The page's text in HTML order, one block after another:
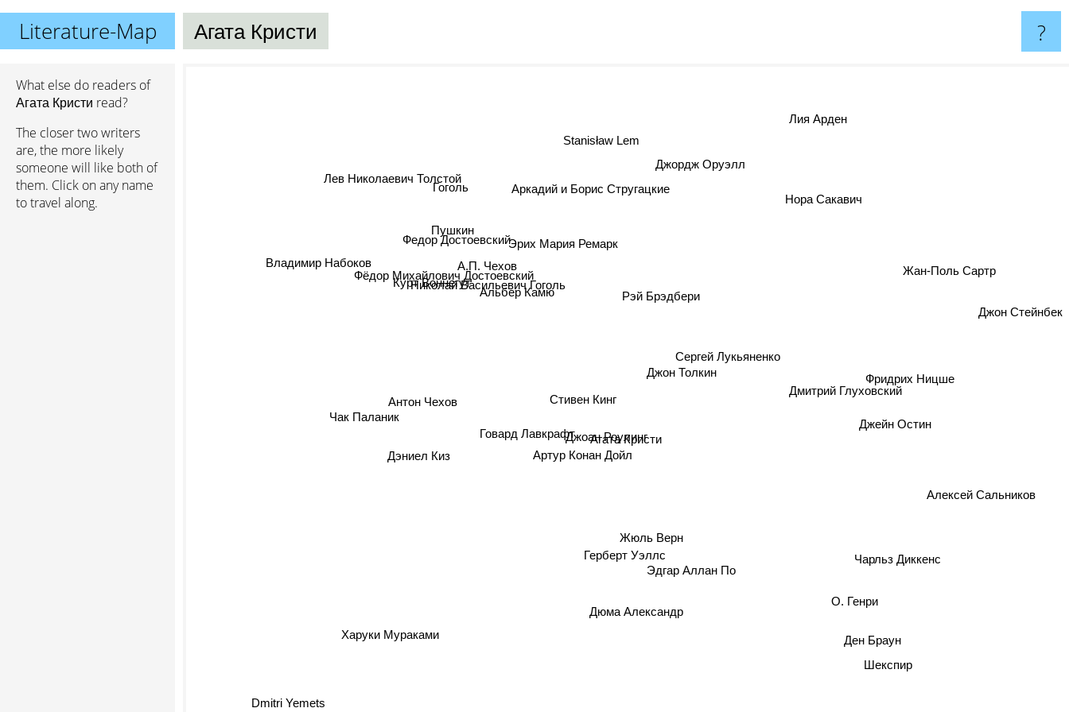
Literature-Map Агата Кристи ?
What else do readers of
Агата Кристи read?
The closer two writers
are, the more likely
someone will like both of
them. Click on any name
to travel along.
Агата Кристи
Артур Конан Дойл
Джоан Роулинг
Стивен Кинг
Жюль Верн
Герберт Уэллс
Дюма Александр
Эдгар Аллан По
Говард Лавкрафт
Джон Толкин
Сергей Лукьяненко
А.П. Чехов
Альбер Камю
Дмитрий Глуховский
Джейн Остин
Николай Васильевич Гоголь
Дэниел Киз
Фёдор Михайлович Достоевский
Антон Чехов
Федор Достоевский
Рэй Брэдбери
Нора Сакавич
Пушкин
Чак Паланик
Курт Воннегут
Чарльз Диккенс
О. Генри
Гоголь
Ден Браун
Аркадий и Борис Стругацкие
Фридрих Ницше
Джордж Оруэлл
Эрих Мария Ремарк
Владимир Набоков
Stanisław Lem
Харуки Мураками
Лия Арден
Алексей Сальников
Dmitri Yemets
Джон Стейнбек
Жан-Поль Сартр
Лев Николаевич Толстой